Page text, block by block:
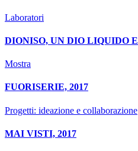
Laboratori
DIONISO, UN DIO LIQUIDO
Mostra
FUORISERIE, 2017
Progetti: ideazione e collaborazione
MAI VISTI, 2017